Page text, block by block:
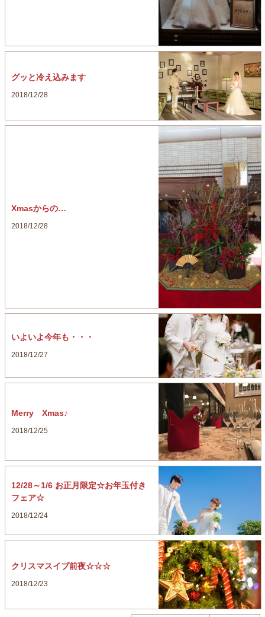
グッと冷え込みます
2018/12/28
Xmasからの…
2018/12/28
いよいよ今年も・・・
2018/12/27
Merry Xmas♪
2018/12/25
12/28～1/6 お正月限定☆お年玉付き
フェア☆
2018/12/24
クリスマスイブ前夜☆☆☆
2018/12/23